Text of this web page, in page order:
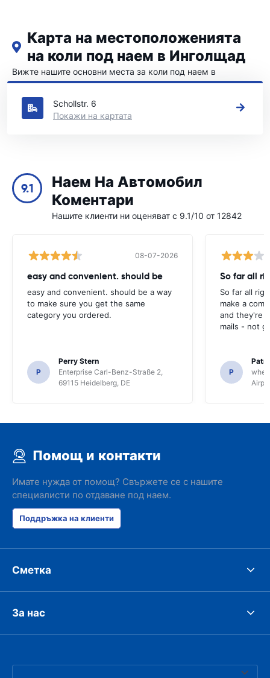
Карта на местоположенията
на коли под наем в Инголщад
Вижте нашите основни места за коли под наем в
Инголщад
Schollstr. 6
Покажи на картата
9.1
Наем На Автомобил
Коментари
Нашите клиенти ни оценяват с 9.1/10 от 12842
08-07-2026
easy and convenient. should be
easy and convenient. should be a way
to make sure you get the same
category you ordered.
P
Perry Stern
Enterprise Carl-Benz-Straße 2,
69115 Heidelberg, DE
So far all
So far all
make a
and they're
mails - not
P
Помощ и контакти
Имате нужда от помощ? Свържете се с нашите
специалисти по отдаване под наем.
Поддръжка на клиенти
Сметка
За нас